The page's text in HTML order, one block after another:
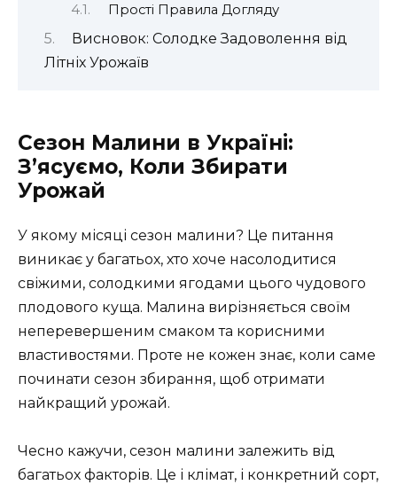
Прості Правила Догляду
Висновок: Солодке Задоволення від
Літніх Урожаїв
Сезон Малини в Україні:
З’ясуємо, Коли Збирати
Урожай
У якому місяці сезон малини? Це питання
виникає у багатьох, хто хоче насолодитися
свіжими, солодкими ягодами цього чудового
плодового куща. Малина вирізняється своїм
неперевершеним смаком та корисними
властивостями. Проте не кожен знає, коли саме
починати сезон збирання, щоб отримати
найкращий урожай.
Чесно кажучи, сезон малини залежить від
багатьох факторів. Це і клімат, і конкретний сорт,